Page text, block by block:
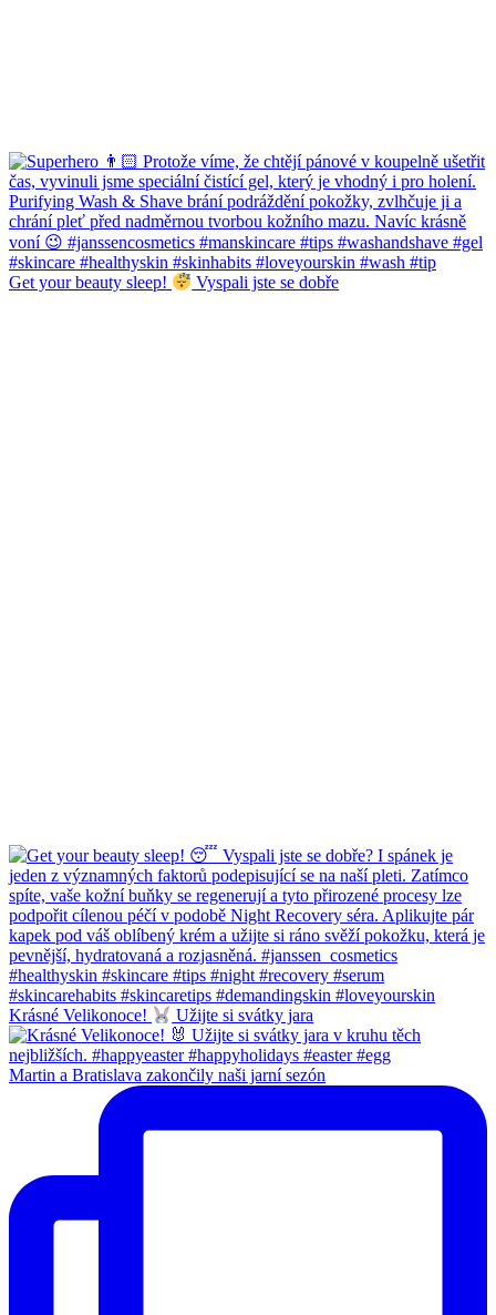
Get your beauty sleep! Vyspali jste se dobře
Krásné Velikonoce! Užijte si svátky jara
Martin a Bratislava zakončily naši jarní sezón